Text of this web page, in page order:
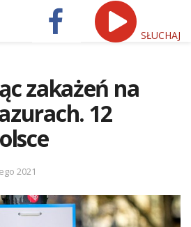
SŁUCHAJ
zakażeń na
12
2021